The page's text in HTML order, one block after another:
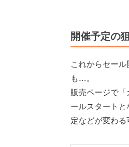
開催予定の
これからセー
も…。
販売ページで
ールスタート
定などが変わる